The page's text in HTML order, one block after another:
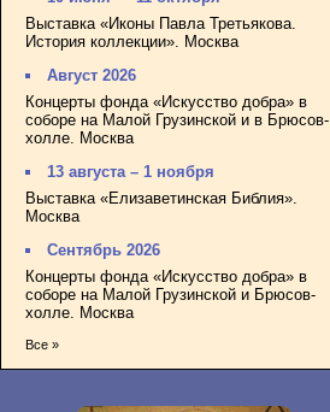
Выставка «Иконы Павла Третьякова.
История коллекции». Москва
Август 2026
Концерты фонда «Искусство добра» в
соборе на Малой Грузинской и в Брюсов-
холле. Москва
13 августа – 1 ноября
Выставка «Елизаветинская Библия».
Москва
Сентябрь 2026
Концерты фонда «Искусство добра» в
соборе на Малой Грузинской и Брюсов-
холле. Москва
Все »